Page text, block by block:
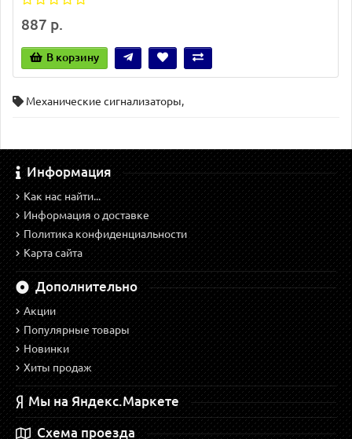
887 р.
В корзину
Механические сигнализаторы,
Информация
Как нас найти...
Информация о доставке
Политика конфиденциальности
Карта сайта
Дополнительно
Акции
Популярные товары
Новинки
Хиты продаж
Мы на Яндекс.Маркете
Схема проезда